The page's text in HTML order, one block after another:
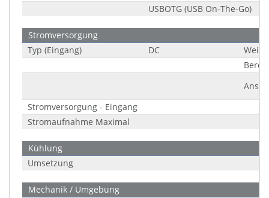
USBOTG (USB On-The-Go)
Stromversorgung
Typ (Eingang)
DC
Stromversorgung - Eingang
Stromaufnahme Maximal
Kühlung
Umsetzung
Mechanik / Umgebung